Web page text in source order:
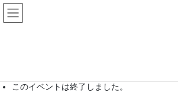
コ
ン
移
ナ
ビ
ン
このイベントは終了しました。